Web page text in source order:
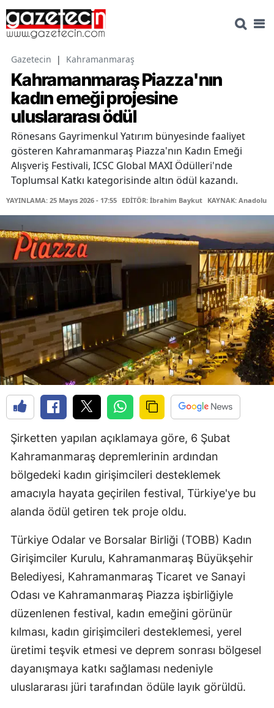
Gazetecin | Kahramanmaraş
Kahramanmaraş Piazza'nın
kadın emeği projesine
uluslararası ödül
Rönesans Gayrimenkul Yatırım bünyesinde faaliyet
gösteren Kahramanmaraş Piazza'nın Kadın Emeği
Alışveriş Festivali, ICSC Global MAXI Ödülleri'nde
Toplumsal Katkı kategorisinde altın ödül kazandı.
YAYINLAMA: 25 Mayıs 2026 - 17:55 EDİTÖR: İbrahim Baykut KAYNAK: Anadolu
Şirketten yapılan açıklamaya göre, 6 Şubat
Kahramanmaraş depremlerinin ardından
bölgedeki kadın girişimcileri desteklemek
amacıyla hayata geçirilen festival, Türkiye'ye bu
alanda ödül getiren tek proje oldu.
Türkiye Odalar ve Borsalar Birliği (TOBB) Kadın
Girişimciler Kurulu, Kahramanmaraş Büyükşehir
Belediyesi, Kahramanmaraş Ticaret ve Sanayi
Odası ve Kahramanmaraş Piazza işbirliğiyle
düzenlenen festival, kadın emeğini görünür
kılması, kadın girişimcileri desteklemesi, yerel
üretimi teşvik etmesi ve deprem sonrası bölgesel
dayanışmaya katkı sağlaması nedeniyle
uluslararası jüri tarafından ödüle layık görüldü.